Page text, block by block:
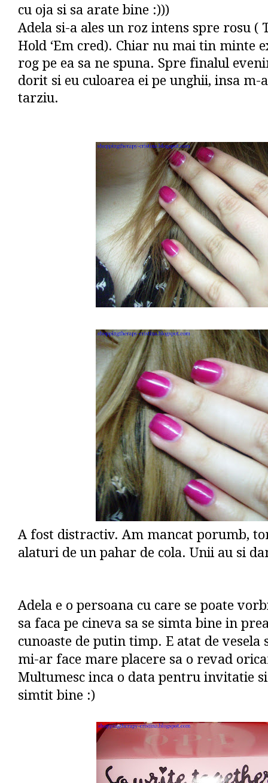
cu oja si sa arate bine :)))
Adela si-a ales un roz intens spre rosu (
Hold ‘Em cred). Chiar nu mai tin minte
rog pe ea sa ne spuna. Spre finalul
dorit si eu culoarea ei pe unghii, insa
tarziu.
A fost distractiv. Am mancat porumb,
alaturi de un pahar de cola. Unii au si
Adela e o persoana cu care se poate
sa faca pe cineva sa se simta bine in
cunoaste de putin timp. E atat de vesela
mi-ar face mare placere sa o revad
Multumesc inca o data pentru invitatie
simtit bine :)